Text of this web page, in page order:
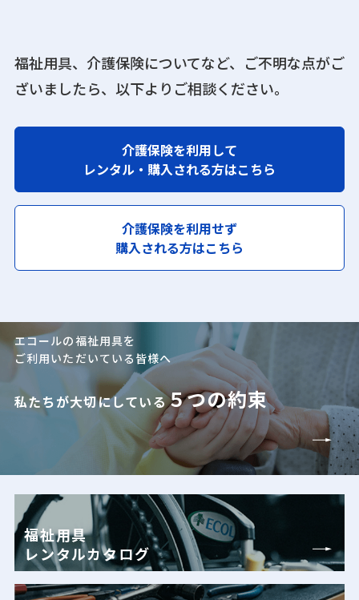
福祉用具、介護保険についてなど、ご不明な点がご
ざいましたら、 以下よりご相談ください。
介護保険を利用して
レンタル・購入される方はこちら
介護保険を利用せず
購入される方はこちら
エコールの福祉用具を
ご利用いただいている皆様へ
私たちが大切にしている５つの約束
福祉用具
レンタルカタログ